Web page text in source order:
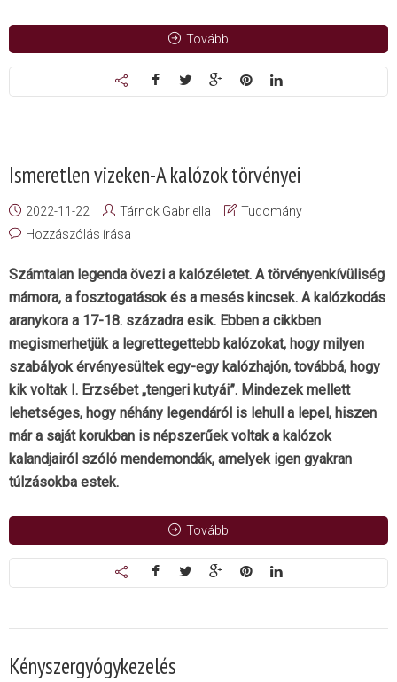
Tovább
Ismeretlen vizeken-A kalózok törvényei
2022-11-22 Tárnok Gabriella
Tudomány
Hozzászólás írása
Számtalan legenda övezi a kalózéletet. A törvényenkívüliség
mámora, a fosztogatások és a mesés kincsek. A kalózkodás
aranykora a 17-18. századra esik. Ebben a cikkben
megismerhetjük a legrettegettebb kalózokat, hogy milyen
szabályok érvényesültek egy-egy kalózhajón, továbbá, hogy
kik voltak I. Erzsébet „tengeri kutyái”. Mindezek mellett
lehetséges, hogy néhány legendáról is lehull a lepel, hiszen
már a saját korukban is népszerűek voltak a kalózok
kalandjairól szóló mendemondák, amelyek igen gyakran
túlzásokba estek.
Tovább
Kényszergyógykezelés